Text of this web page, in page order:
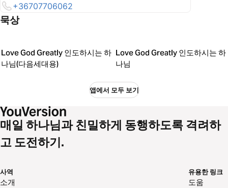
+36707706062
묵상
Love God Greatly 인도하시는 하
나님(다음세대용)
Love God Greatly 인도하시는 하
나님
앱에서 모두 보기
매일 하나님과 친밀하게 동행하도록 격려하
고 도전하기.
사역
소개
유용한 링크
도움